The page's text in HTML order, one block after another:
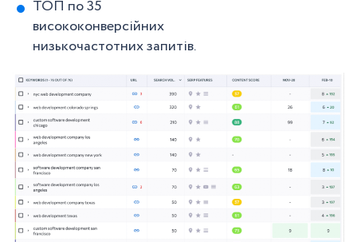
ТОП по 35
висококонверсійних
низькочастотних запитів.